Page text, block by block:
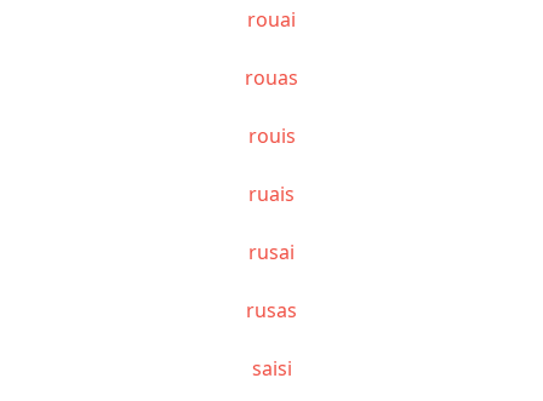
rouai
rouas
rouis
ruais
rusai
rusas
saisi